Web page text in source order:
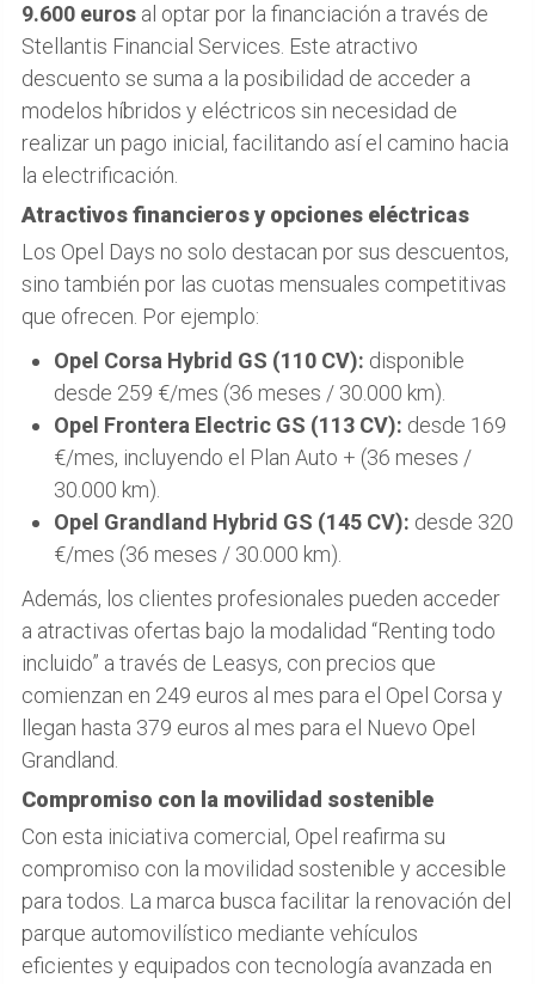
9.600 euros al optar por la financiación a través de
Stellantis Financial Services. Este atractivo
descuento se suma a la posibilidad de acceder a
modelos híbridos y eléctricos sin necesidad de
realizar un pago inicial, facilitando así el camino hacia
la electrificación.
Atractivos financieros y opciones eléctricas
Los Opel Days no solo destacan por sus descuentos,
sino también por las cuotas mensuales competitivas
que ofrecen. Por ejemplo:
Opel Corsa Hybrid GS (110 CV): disponible
desde 259 €/mes (36 meses / 30.000 km).
Opel Frontera Electric GS (113 CV): desde 169
€/mes, incluyendo el Plan Auto + (36 meses /
30.000 km).
Opel Grandland Hybrid GS (145 CV): desde 320
€/mes (36 meses / 30.000 km).
Además, los clientes profesionales pueden acceder
a atractivas ofertas bajo la modalidad “Renting todo
incluido” a través de Leasys, con precios que
comienzan en 249 euros al mes para el Opel Corsa y
llegan hasta 379 euros al mes para el Nuevo Opel
Grandland.
Compromiso con la movilidad sostenible
Con esta iniciativa comercial, Opel reafirma su
compromiso con la movilidad sostenible y accesible
para todos. La marca busca facilitar la renovación del
parque automovilístico mediante vehículos
eficientes y equipados con tecnología avanzada en